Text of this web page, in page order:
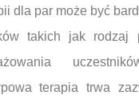
dla par może być
takich jak rodzaj
terapia trwa